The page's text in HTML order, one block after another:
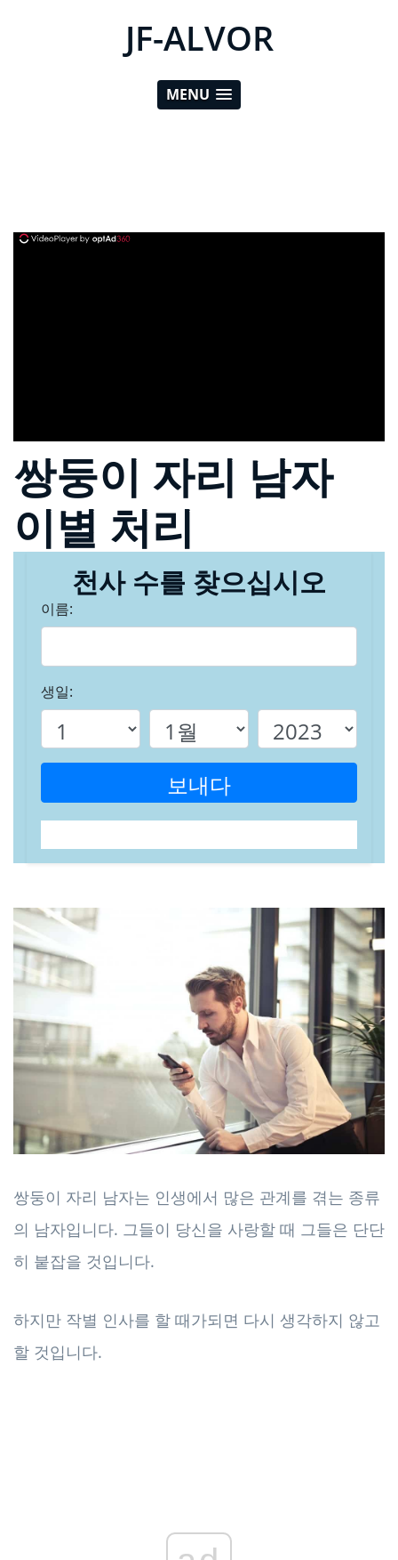
JF-ALVOR
MENU
쌍둥이 자리 남자
이별 처리
천사 수를 찾으십시오
이름:
생일:
보내다
쌍둥이 자리 남자는 인생에서 많은 관계를 겪는 종류
의 남자입니다. 그들이 당신을 사랑할 때 그들은 단단
히 붙잡을 것입니다.
하지만 작별 인사를 할 때가되면 다시 생각하지 않고
할 것입니다.